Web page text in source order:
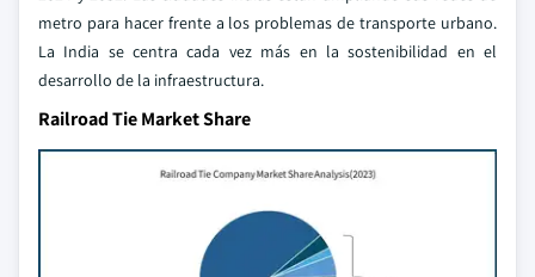
metro para hacer frente a los problemas de transporte urbano.
La India se centra cada vez más en la sostenibilidad en el
desarrollo de la infraestructura.
Railroad Tie Market Share